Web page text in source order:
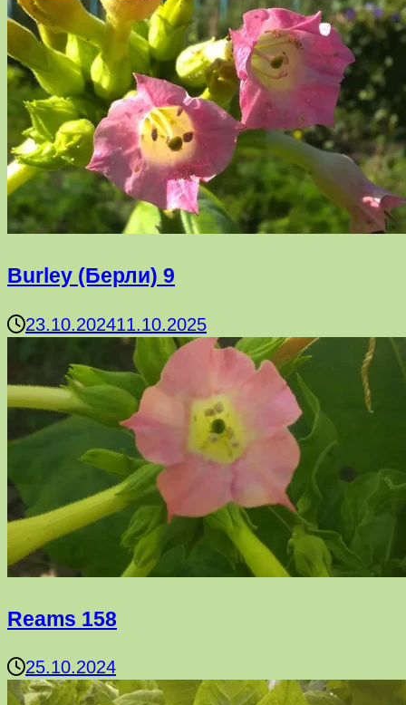
Burley (Берли) 9
23.10.202411.10.2025
Reams 158
25.10.2024